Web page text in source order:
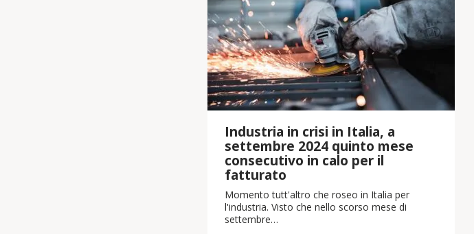
Industria in crisi in Italia, a
settembre 2024 quinto mese
consecutivo in calo per il
fatturato
Momento tutt'altro che roseo in Italia per
l'industria. Visto che nello scorso mese di
settembre…